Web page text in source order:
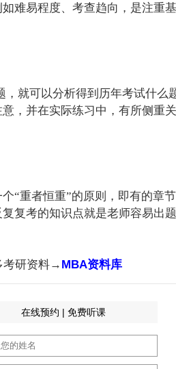
难易程度、考查趋向，是注重基
就可以分析得到历年考试什么
，并在实际练习中，有所侧重关
“重者恒重”的原则，即有的章节
复考的知识点就是老师容易出题
考研资料→ MBA资料库
在线预约 | 免费听课